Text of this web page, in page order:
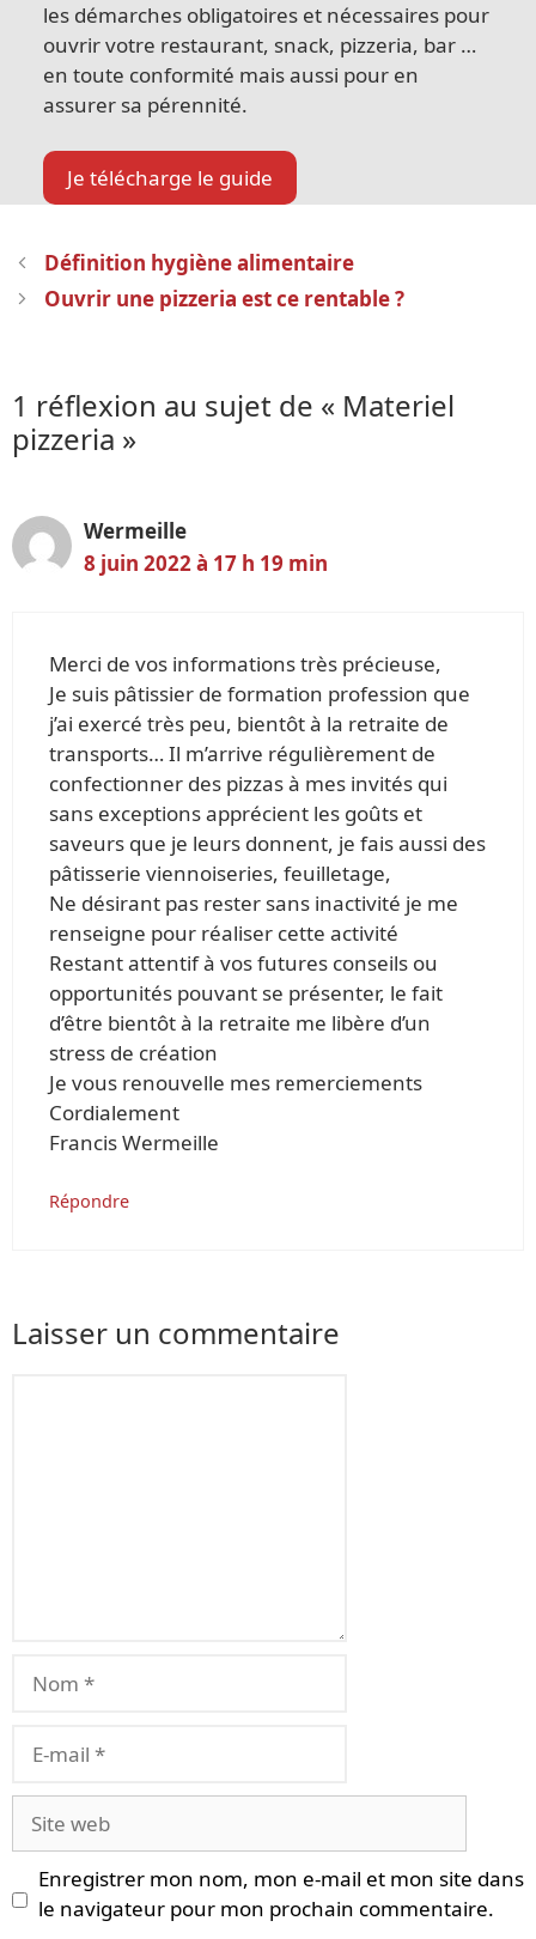
les démarches obligatoires et nécessaires pour
ouvrir votre restaurant, snack, pizzeria, bar …
en toute conformité mais aussi pour en
assurer sa pérennité.
Je télécharge le guide
Navigation
des
Définition hygiène alimentaire
Ouvrir une pizzeria est ce rentable ?
1 réflexion au sujet de « Materiel
pizzeria »
Wermeille
8 juin 2022 à 17 h 19 min
Merci de vos informations très précieuse,
Je suis pâtissier de formation profession que
j’ai exercé très peu, bientôt à la retraite de
transports… Il m’arrive régulièrement de
confectionner des pizzas à mes invités qui
sans exceptions apprécient les goûts et
saveurs que je leurs donnent, je fais aussi des
pâtisserie viennoiseries, feuilletage,
Ne désirant pas rester sans inactivité je me
renseigne pour réaliser cette activité
Restant attentif à vos futures conseils ou
opportunités pouvant se présenter, le fait
d’être bientôt à la retraite me libère d’un
stress de création
Je vous renouvelle mes remerciements
Cordialement
Francis Wermeille
Répondre
Laisser un commentaire
mail
web
Enregistrer mon nom, mon e-mail et mon site dans
le navigateur pour mon prochain commentaire.